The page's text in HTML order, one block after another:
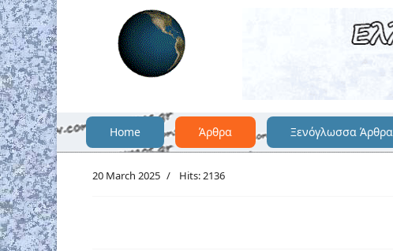
Home Άρθρα Ξενόγλωσσα Άρθρα
20 March 2025 Hits: 2136